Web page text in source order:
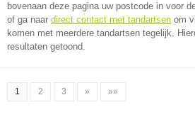
bovenaan deze pagina uw postcode in voor
of ga naar direct contact met tandartsen om
komen met meerdere tandartsen tegelijk.
resultaten getoond.
1 2 3 » »»